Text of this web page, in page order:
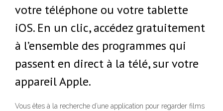
votre téléphone ou votre tablette
iOS. En un clic, accédez gratuitement
à l’ensemble des programmes qui
passent en direct à la télé, sur votre
appareil Apple.
Vous êtes à la recherche d’une application pour regarder films